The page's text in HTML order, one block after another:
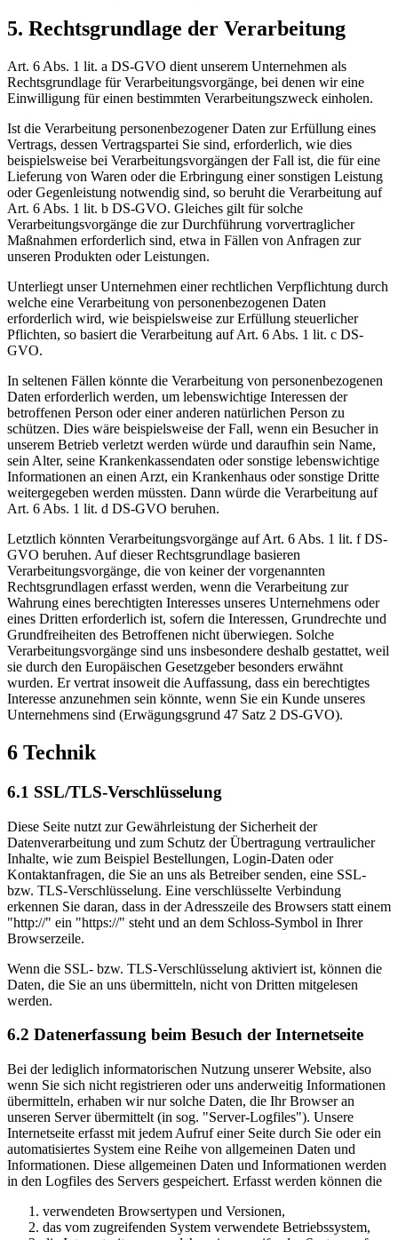
5. Rechtsgrundlage der Verarbeitung
Art. 6 Abs. 1 lit. a DS-GVO dient unserem Unternehmen als
Rechtsgrundlage für Verarbeitungsvorgänge, bei denen wir eine
Einwilligung für einen bestimmten Verarbeitungszweck einholen.
Ist die Verarbeitung personenbezogener Daten zur Erfüllung eines
Vertrags, dessen Vertragspartei Sie sind, erforderlich, wie dies
beispielsweise bei Verarbeitungsvorgängen der Fall ist, die für eine
Lieferung von Waren oder die Erbringung einer sonstigen Leistung
oder Gegenleistung notwendig sind, so beruht die Verarbeitung auf
Art. 6 Abs. 1 lit. b DS-GVO. Gleiches gilt für solche
Verarbeitungsvorgänge die zur Durchführung vorvertraglicher
Maßnahmen erforderlich sind, etwa in Fällen von Anfragen zur
unseren Produkten oder Leistungen.
Unterliegt unser Unternehmen einer rechtlichen Verpflichtung durch
welche eine Verarbeitung von personenbezogenen Daten
erforderlich wird, wie beispielsweise zur Erfüllung steuerlicher
Pflichten, so basiert die Verarbeitung auf Art. 6 Abs. 1 lit. c DS-
GVO.
In seltenen Fällen könnte die Verarbeitung von personenbezogenen
Daten erforderlich werden, um lebenswichtige Interessen der
betroffenen Person oder einer anderen natürlichen Person zu
schützen. Dies wäre beispielsweise der Fall, wenn ein Besucher in
unserem Betrieb verletzt werden würde und daraufhin sein Name,
sein Alter, seine Krankenkassendaten oder sonstige lebenswichtige
Informationen an einen Arzt, ein Krankenhaus oder sonstige Dritte
weitergegeben werden müssten. Dann würde die Verarbeitung auf
Art. 6 Abs. 1 lit. d DS-GVO beruhen.
Letztlich könnten Verarbeitungsvorgänge auf Art. 6 Abs. 1 lit. f DS-
GVO beruhen. Auf dieser Rechtsgrundlage basieren
Verarbeitungsvorgänge, die von keiner der vorgenannten
Rechtsgrundlagen erfasst werden, wenn die Verarbeitung zur
Wahrung eines berechtigten Interesses unseres Unternehmens oder
eines Dritten erforderlich ist, sofern die Interessen, Grundrechte und
Grundfreiheiten des Betroffenen nicht überwiegen. Solche
Verarbeitungsvorgänge sind uns insbesondere deshalb gestattet, weil
sie durch den Europäischen Gesetzgeber besonders erwähnt
wurden. Er vertrat insoweit die Auffassung, dass ein berechtigtes
Interesse anzunehmen sein könnte, wenn Sie ein Kunde unseres
Unternehmens sind (Erwägungsgrund 47 Satz 2 DS-GVO).
6 Technik
6.1 SSL/TLS-Verschlüsselung
Diese Seite nutzt zur Gewährleistung der Sicherheit der
Datenverarbeitung und zum Schutz der Übertragung vertraulicher
Inhalte, wie zum Beispiel Bestellungen, Login-Daten oder
Kontaktanfragen, die Sie an uns als Betreiber senden, eine SSL-
bzw. TLS-Verschlüsselung. Eine verschlüsselte Verbindung
erkennen Sie daran, dass in der Adresszeile des Browsers statt einem
"http://" ein "https://" steht und an dem Schloss-Symbol in Ihrer
Browserzeile.
Wenn die SSL- bzw. TLS-Verschlüsselung aktiviert ist, können die
Daten, die Sie an uns übermitteln, nicht von Dritten mitgelesen
werden.
6.2 Datenerfassung beim Besuch der Internetseite
Bei der lediglich informatorischen Nutzung unserer Website, also
wenn Sie sich nicht registrieren oder uns anderweitig Informationen
übermitteln, erhaben wir nur solche Daten, die Ihr Browser an
unseren Server übermittelt (in sog. "Server-Logfiles"). Unsere
Internetseite erfasst mit jedem Aufruf einer Seite durch Sie oder ein
automatisiertes System eine Reihe von allgemeinen Daten und
Informationen. Diese allgemeinen Daten und Informationen werden
in den Logfiles des Servers gespeichert. Erfasst werden können die
verwendeten Browsertypen und Versionen,
das vom zugreifenden System verwendete Betriebssystem,